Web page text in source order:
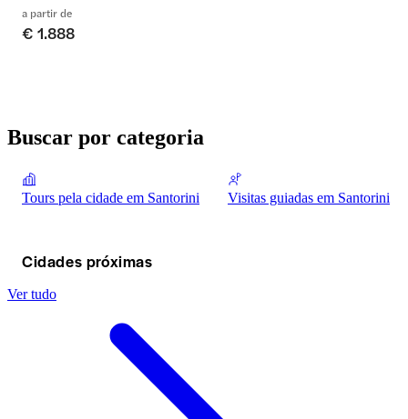
a partir de
€ 1.888
Buscar por categoria
Tours pela cidade em Santorini Visitas guiadas em Santorini
Cidades próximas
Ver tudo